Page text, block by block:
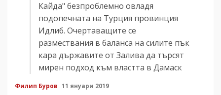
Кайда" безпроблемно овладя
подопечната на Турция провинция
Идлиб. Очертаващите се
размествания в баланса на силите пък
кара държавите от Залива да търсят
мирен подход към властта в Дамаск
Филип Буров 11 януари 2019